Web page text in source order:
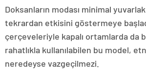
Doksanların modası minimal
tekrardan etkisini göstermeye
çerçeveleriyle kapalı ortamlarda da
rahatlıkla kullanılabilen bu model,
neredeyse vazgeçilmezi.